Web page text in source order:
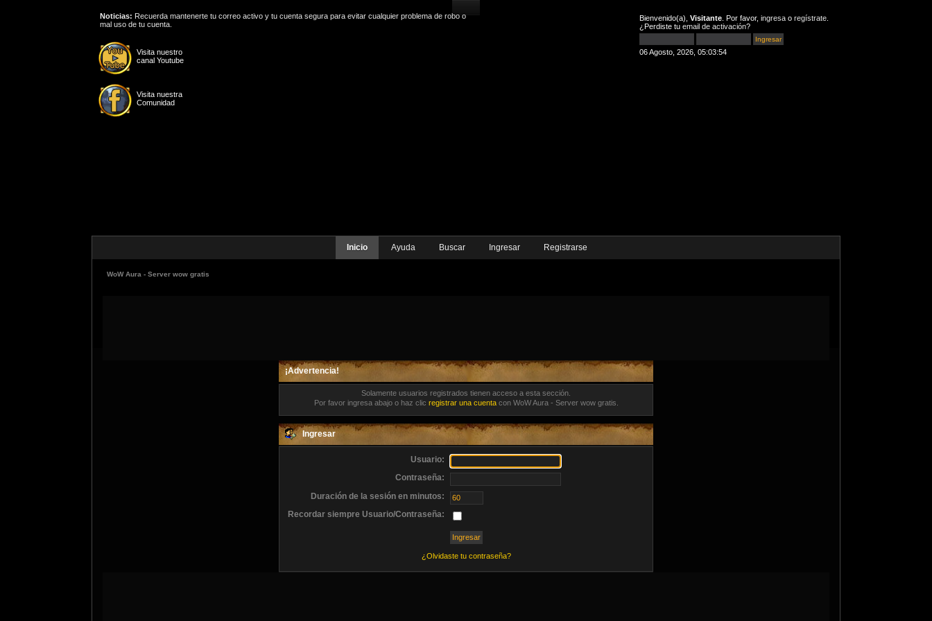
Bienvenido(a), Visitante . Por favor, ingresa o regístrate
¿Perdiste tu email de activación?
06 Agosto, 2026, 05:03:54
Visita nuestro
canal Youtube
Visita nuestra
Comunidad
Noticias: Recuerda mantenerte tu correo activo y tu cuenta segura para evitar cualquier problema de robo o
mal uso de tu cuenta.
Inicio Ayuda Buscar Ingresar Registrarse
WoW Aura - Server wow gratis
¡Advertencia!
Solamente usuarios registrados tienen acceso a esta sección.
Por favor ingresa abajo o haz clic registrar una cuentacon WoW Aura - Server wow gratis.
Ingresar
Usuario:
Contraseña:
Duración de la sesión en minutos:
Recordar siempre Usuario/Contraseña:
¿Olvidaste tu contraseña?